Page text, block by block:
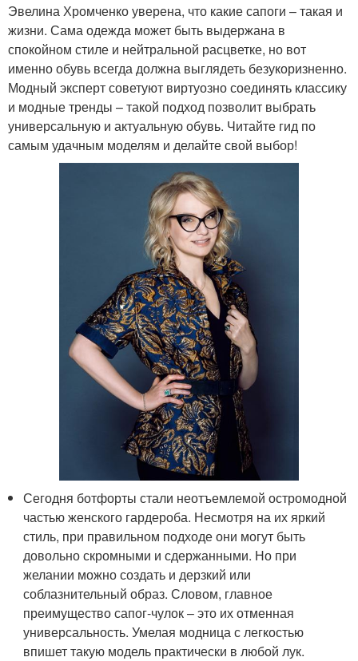
Эвелина Хромченко уверена, что какие сапоги – такая и
жизни. Сама одежда может быть выдержана в
спокойном стиле и нейтральной расцветке, но вот
именно обувь всегда должна выглядеть безукоризненно.
Модный эксперт советуют виртуозно соединять классику
и модные тренды – такой подход позволит выбрать
универсальную и актуальную обувь. Читайте гид по
самым удачным моделям и делайте свой выбор!
Сегодня ботфорты стали неотъемлемой остромодной
частью женского гардероба. Несмотря на их яркий
стиль, при правильном подходе они могут быть
довольно скромными и сдержанными. Но при
желании можно создать и дерзкий или
соблазнительный образ. Словом, главное
преимущество сапог-чулок – это их отменная
универсальность. Умелая модница с легкостью
впишет такую модель практически в любой лук.